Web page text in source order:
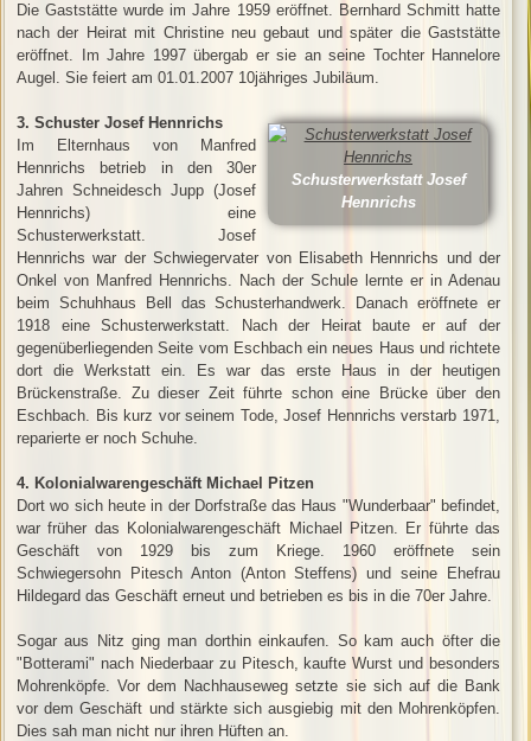
Die Gaststätte wurde im Jahre 1959 eröffnet. Bernhard Schmitt hatte
nach der Heirat mit Christine neu gebaut und später die Gaststätte
eröffnet. Im Jahre 1997 übergab er sie an seine Tochter Hannelore
Augel. Sie feiert am 01.01.2007 10jähriges Jubiläum.
Schusterwerkstatt Josef
Hennrichs
3. Schuster Josef Hennrichs
Im Elternhaus von Manfred
Hennrichs betrieb in den 30er
Jahren Schneidesch Jupp (Josef
Hennrichs) eine
Schusterwerkstatt. Josef
Hennrichs war der Schwiegervater von Elisabeth Hennrichs und der
Onkel von Manfred Hennrichs. Nach der Schule lernte er in Adenau
beim Schuhhaus Bell das Schusterhandwerk. Danach eröffnete er
1918 eine Schusterwerkstatt. Nach der Heirat baute er auf der
gegenüberliegenden Seite vom Eschbach ein neues Haus und richtete
dort die Werkstatt ein. Es war das erste Haus in der heutigen
Brückenstraße. Zu dieser Zeit führte schon eine Brücke über den
Eschbach. Bis kurz vor seinem Tode, Josef Hennrichs verstarb 1971,
reparierte er noch Schuhe.
4. Kolonialwarengeschäft Michael Pitzen
Dort wo sich heute in der Dorfstraße das Haus "Wunderbaar" befindet,
war früher das Kolonialwarengeschäft Michael Pitzen. Er führte das
Geschäft von 1929 bis zum Kriege. 1960 eröffnete sein
Schwiegersohn Pitesch Anton (Anton Steffens) und seine Ehefrau
Hildegard das Geschäft erneut und betrieben es bis in die 70er Jahre.
Sogar aus Nitz ging man dorthin einkaufen. So kam auch öfter die
"Botterami" nach Niederbaar zu Pitesch, kaufte Wurst und besonders
Mohrenköpfe. Vor dem Nachhauseweg setzte sie sich auf die Bank
vor dem Geschäft und stärkte sich ausgiebig mit den Mohrenköpfen.
Dies sah man nicht nur ihren Hüften an.